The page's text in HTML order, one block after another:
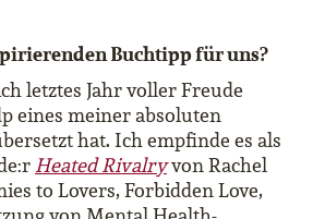
Buchtipp für uns?
letztes Jahr voller Freude
eines meiner absoluten
hat. Ich empfinde es als
Heated Rivalryvon Rachel
to Lovers, Forbidden Love,